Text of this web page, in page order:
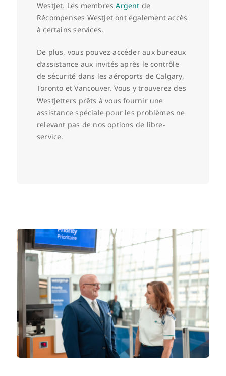
WestJet. Les membresArgent de
Récompenses WestJet ont également accès
à certains services.
De plus, vous pouvez accéder aux bureaux
d’assistance aux invités après le contrôle
de sécurité dans les aéroports de Calgary,
Toronto et Vancouver. Vous y trouverez des
WestJetters prêts à vous fournir une
assistance spéciale pour les problèmes ne
relevant pas de nos options de libre-
service.